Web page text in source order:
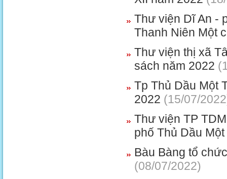
Thư viện Dĩ An -
Thanh Niên Một
Thư viện thị xã
sách năm 2022
Tp Thủ Dầu Một
2022 (15/07/
Thư viện TP
phố Thủ Dầu
Bàu Bàng tổ
(08/07/2022)